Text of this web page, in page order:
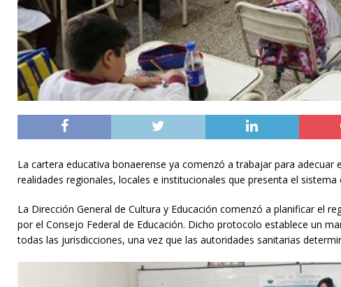
La cartera educativa bonaerense ya comenzó a trabajar para
realidades regionales, locales e institucionales que presenta el sistema
La Dirección General de Cultura y Educación comenzó a planificar el
por el Consejo Federal de Educación. Dicho protocolo establece un
todas las jurisdicciones, una vez que las autoridades sanitarias